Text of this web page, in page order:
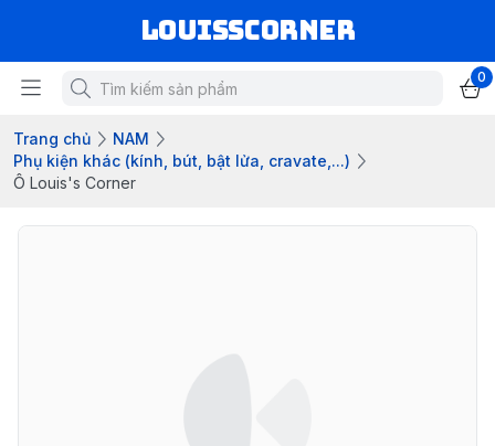
louisscorner
0
Trang chủ
NAM
Phụ kiện khác (kính, bút, bật lửa, cravate,...)
Ô Louis's Corner